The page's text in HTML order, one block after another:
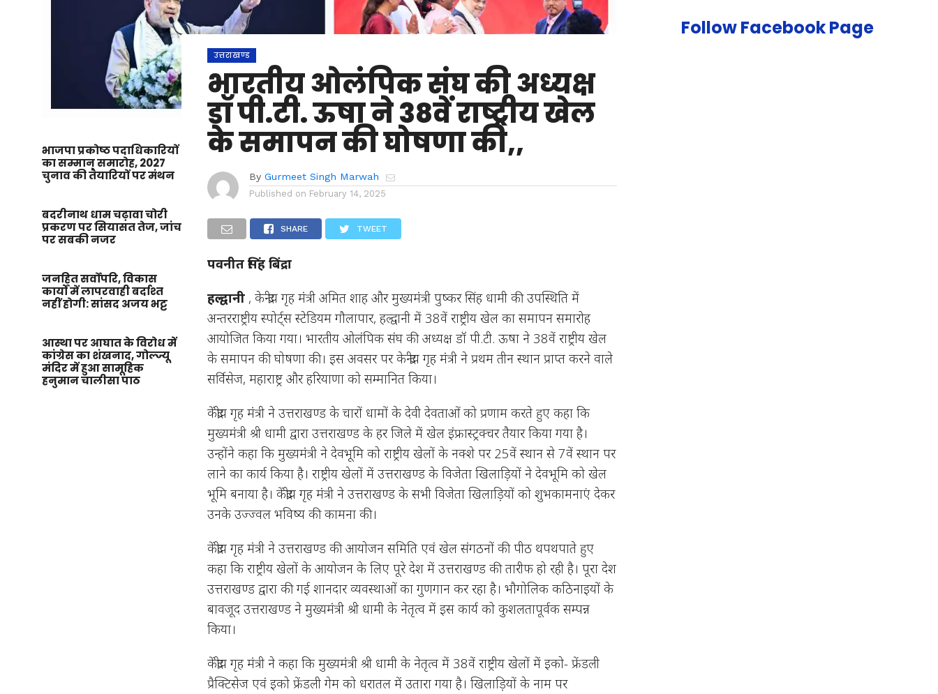
भाजपा प्रकोष्ठ पदाधिकारियों
का सम्मान समारोह, 2027
चुनाव की तैयारियों पर मंथन
बदरीनाथ धाम चढ़ावा चोरी
प्रकरण पर सियासत तेज, जांच
पर सबकी नजर
जनहित सर्वोपरि, विकास
कार्यों में लापरवाही बर्दाश्त
नहीं होगी: सांसद अजय भट्ट
आस्था पर आघात के विरोध में
कांग्रेस का शंखनाद, गोल्ज्यू
मंदिर में हुआ सामूहिक
हनुमान चालीसा पाठ
उत्तराखण्ड
भारतीय ओलंपिक संघ की अध्यक्ष
डॉ पी.टी. ऊषा ने 38वें राष्ट्रीय खेल
के समापन की घोषणा की,,
By Gurmeet Singh Marwah
Published on February 14, 2025
SHARE TWEET
पवनीत सिंह बिंद्रा
हल्द्वानी , केन्द्रीय गृह मंत्री अमित शाह और मुख्यमंत्री पुष्कर सिंह धामी की उपस्थिति में
अन्तरराष्ट्रीय स्पोर्ट्स स्टेडियम गौलापार, हल्द्वानी में 38वें राष्ट्रीय खेल का समापन समारोह
आयोजित किया गया। भारतीय ओलंपिक संघ की अध्यक्ष डॉ पी.टी. ऊषा ने 38वें राष्ट्रीय खेल
के समापन की घोषणा की। इस अवसर पर केन्द्रीय गृह मंत्री ने प्रथम तीन स्थान प्राप्त करने वाले
सर्विसेज, महाराष्ट्र और हरियाणा को सम्मानित किया।
केंद्रीय गृह मंत्री ने उत्तराखण्ड के चारों धामों के देवी देवताओं को प्रणाम करते हुए कहा कि
मुख्यमंत्री श्री धामी द्वारा उत्तराखण्ड के हर जिले में खेल इंफ्रास्ट्रक्चर तैयार किया गया है।
उन्होंने कहा कि मुख्यमंत्री ने देवभूमि को राष्ट्रीय खेलों के नक्शे पर 25वें स्थान से 7वें स्थान पर
लाने का कार्य किया है। राष्ट्रीय खेलों में उत्तराखण्ड के विजेता खिलाड़ियों ने देवभूमि को खेल
भूमि बनाया है। केंद्रीय गृह मंत्री ने उत्तराखण्ड के सभी विजेता खिलाड़ियों को शुभकामनाएं देकर
उनके उज्ज्वल भविष्य की कामना की।
केंद्रीय गृह मंत्री ने उत्तराखण्ड की आयोजन समिति एवं खेल संगठनों की पीठ थपथपाते हुए
कहा कि राष्ट्रीय खेलों के आयोजन के लिए पूरे देश में उत्तराखण्ड की तारीफ हो रही है। पूरा देश
उत्तराखण्ड द्वारा की गई शानदार व्यवस्थाओं का गुणगान कर रहा है। भौगोलिक कठिनाइयों के
बावजूद उत्तराखण्ड ने मुख्यमंत्री श्री धामी के नेतृत्व में इस कार्य को कुशलतापूर्वक सम्पन्न
किया।
केंद्रीय गृह मंत्री ने कहा कि मुख्यमंत्री श्री धामी के नेतृत्व में 38वें राष्ट्रीय खेलों में इको- फ्रेंडली
प्रैक्टिसेज एवं इको फ्रेंडली गेम को धरातल में उतारा गया है। खिलाड़ियों के नाम पर
Follow Facebook Page